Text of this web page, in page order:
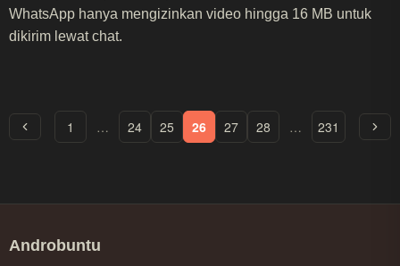
WhatsApp hanya mengizinkan video hingga 16 MB untuk
dikirim lewat chat.
1 … 24 25 26 27 28 … 231
Androbuntu